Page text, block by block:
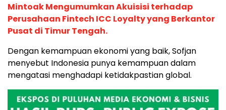
Mintoak Mengumumkan Akuisisi terhadap
Perusahaan Fintech ICC Loyalty yang Berkantor
Pusat di Timur Tengah.
Dengan kemampuan ekonomi yang baik, Sofjan
menyebut Indonesia punya kemampuan dalam
mengatasi menghadapi ketidakpastian global.